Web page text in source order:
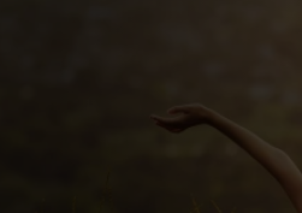
Pacotes de Férias